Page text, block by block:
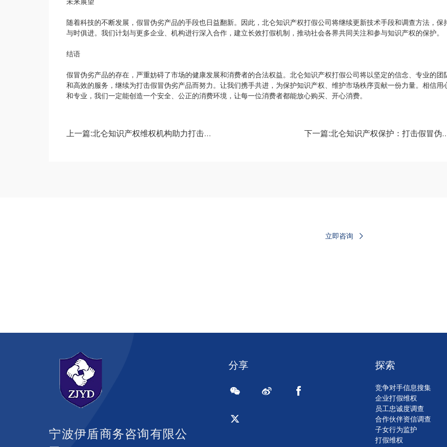
随着科技的不断发展，假冒伪劣产品的手段也日益翻新。因此，北仑知识产权打假公司将继续更新技术手段和调查方法，保
与时俱进。我们计划与更多企业、机构进行深入合作，建立长效打假机制，推动社会各界共同关注和参与知识产权的保护。
结语
假冒伪劣产品的存在，严重妨碍了市场的健康发展和消费者的合法权益。北仑知识产权打假公司将以坚定的信念、专业的团
和高效的服务，继续为打击假冒伪劣产品而努力。让我们携手共进，为保护知识产权、维护市场秩序贡献一份力量。相信用
和专业，我们一定能创造一个安全、公正的消费环境，让每一位消费者都能放心购买、开心消费。
上一篇:北仑知识产权维权机构助力打击假冒伪劣产品 下一篇:北仑知识产权保护
立即咨询
宁波伊盾商务咨询有限公
分享 探索
竞争对手信息搜集
企业打假维权
员工忠诚度调查
合作伙伴资信调查
子女行为监护
打假维权